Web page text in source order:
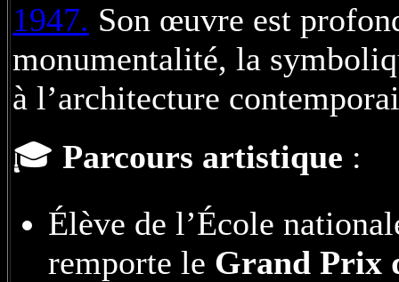
1947. Son œuvre est
monumentalité, la
à l’architecture
🎓 Parcours artistique :
Élève de l’École
remporte le Grand Prix